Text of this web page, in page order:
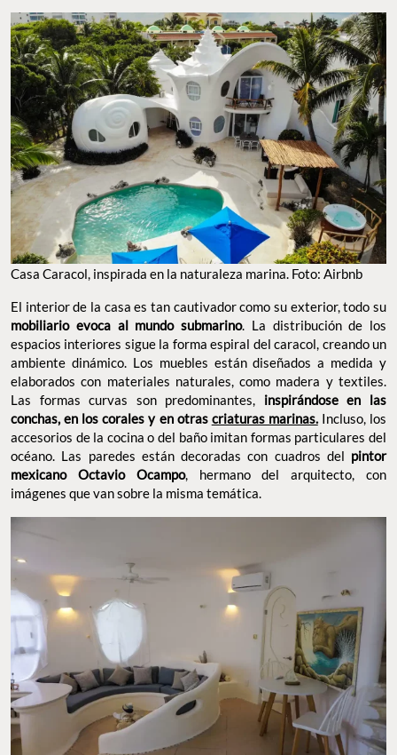
Casa Caracol, inspirada en la naturaleza marina. Foto: Airbnb
El interior de la casa es tan cautivador como su exterior, todo su
mobiliario evoca al mundo submarino. La distribución de los
espacios interiores sigue la forma espiral del caracol, creando un
ambiente dinámico. Los muebles están diseñados a medida y
elaborados con materiales naturales, como madera y textiles.
Las formas curvas son predominantes, inspirándose en las
conchas, en los corales y en otras criaturas marinas.Incluso, los
accesorios de la cocina o del baño imitan formas particulares del
océano. Las paredes están decoradas con cuadros del pintor
mexicano Octavio Ocampo, hermano del arquitecto, con
imágenes que van sobre la misma temática.